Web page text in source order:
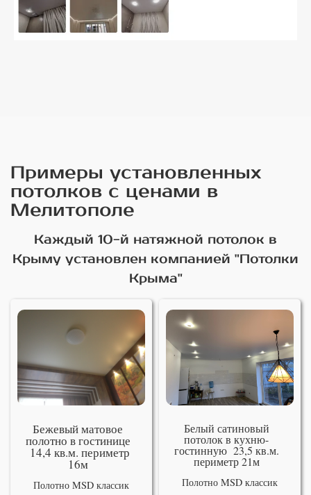
Примеры установленных
потолков с ценами в
Мелитополе
Каждый 10-й натяжной потолок в
Крыму установлен компанией "Потолки
Крыма"
Бежевый матовое
полотно в гостинице
14,4 кв.м. периметр
16м
Полотно MSD классик
Белый сатиновый
потолок в кухню-
гостинную 23,5 кв.м.
периметр 21м
Полотно MSD классик